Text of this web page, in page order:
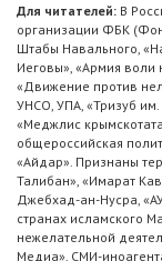
Для читателей: В
организации ФБК
Штабы Навального,
Иеговы», «Армия воли
«Движение против
УНСО, УПА, «Тризуб
«Меджлис
общероссийская
«Айдар». Признаны
Талибан», «Имарат
Джебхад-ан-Нусра,
странах исламского
нежелательной
Медиа». СМИ-